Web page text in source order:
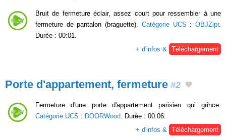
Bruit de fermeture éclair, assez court pour ressembler à une
fermeture de pantalon (braguette). Catégorie UCS :OBJZipr.
Durée : 00:01.
+ d'infos & Téléchargement
Porte d'appartement, fermeture #2
Fermeture d'une porte d'appartement parisien qui grince.
Catégorie UCS : DOORWood . Durée : 00:06.
+ d'infos &
Téléchargement